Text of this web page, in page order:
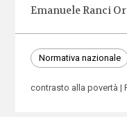
Emanuele Ranci
Normativa nazionale
contrasto alla povertà